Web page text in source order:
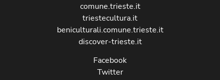
comune.trieste.it
triestecultura.it
beniculturali.comune.trieste.it
discover-trieste.it
Facebook
Twitter